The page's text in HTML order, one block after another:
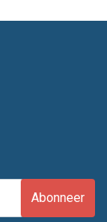
Abonneer